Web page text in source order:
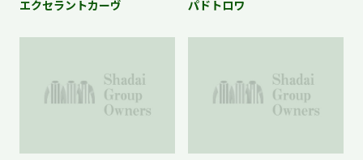
エクセラントカーヴ パドトロワ